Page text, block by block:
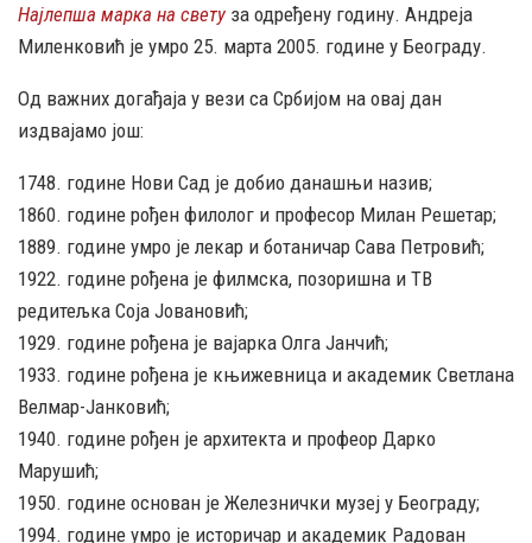
Најлепша марка на свету за одређену годину. Андреја
Миленковић је умро 25. марта 2005. године у Београду.
Од важних догађаја у вези са Србијом на овај дан
издвајамо још:
1748. године Нови Сад је добио данашњи назив;
1860. године рођен филолог и професор Милан Решетар;
1889. године умро је лекар и ботаничар Сава Петровић;
1922. године рођена је филмска, позоришна и ТВ
редитељка Соја Јовановић;
1929. године рођена је вајарка Олга Јанчић;
1933. године рођена је књижевница и академик Светлана
Велмар-Јанковић;
1940. године рођен је архитекта и профеор Дарко
Марушић;
1950. године основан је Железнички музеј у Београду;
1994. године умро је историчар и академик Радован